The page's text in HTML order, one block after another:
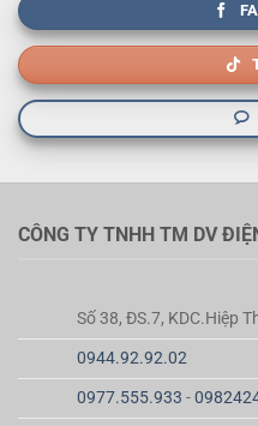
CÔNG TY TNHH TM DV
Số 38, ĐS.7, KDC.Hiệp
0944.92.92.02
0977.555.933 -